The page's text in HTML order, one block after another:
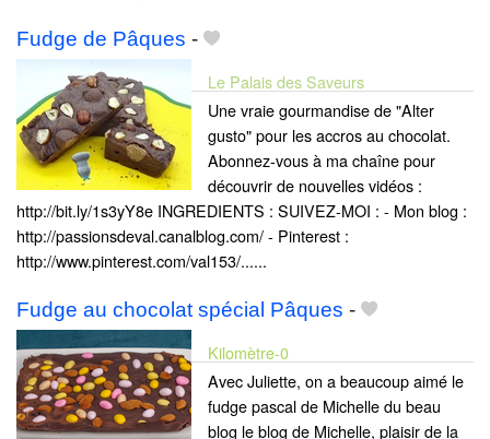
Fudge de Pâques -
Le Palais des Saveurs
Une vraie gourmandise de "Alter
gusto" pour les accros au chocolat.
Abonnez-vous à ma chaîne pour
découvrir de nouvelles vidéos :
http://bit.ly/1s3yY8e INGREDIENTS : SUIVEZ-MOI : - Mon blog :
http://passionsdeval.canalblog.com/ - Pinterest :
http://www.pinterest.com/val153/......
Fudge au chocolat spécial Pâques -
Kilomètre-0
Avec Juliette, on a beaucoup aimé le
fudge pascal de Michelle du beau
blog le blog de Michelle, plaisir de la